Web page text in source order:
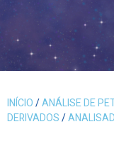
INÍCIO/ANÁLISE DE
DERIVADOS/